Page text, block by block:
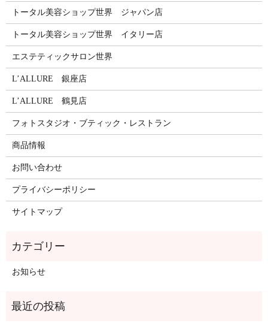
トータル美容ショップ世界 ジャパン店
トータル美容ショップ世界 イタリー店
エステティックサロン世界
L’ALLURE 銀座店
L’ALLURE 鶴見店
フォトスタジオ・ブティック・レストラン
商品情報
お問い合わせ
プライバシーポリシー
サイトマップ
お知らせ